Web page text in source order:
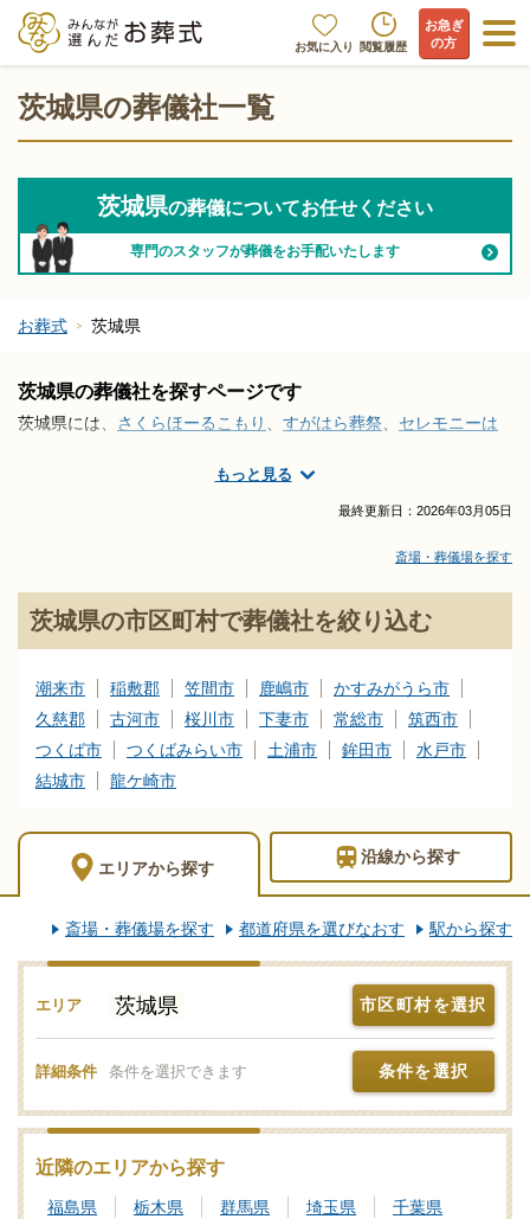
お気に入り 閲覧履歴
お急ぎ
の方
茨城県の葬儀社一覧
茨城県の葬儀についてお任せください
専門のスタッフが葬儀をお手配いたします
お葬式 茨城県
もっと見る
茨城県の葬儀社を探すページです
茨城県には、 さくらほーるこもり 、 すがはら葬祭、 セレモニーは
葬儀社・葬儀屋さんの情報をお探しですか？家族葬や火葬式を取
り仕切ってくれる葬儀屋さん選びや安心安全で信頼のおける葬儀
葬式」にお任せください。茨城県の葬儀会社を地域・沿線・駅を
選んで検索！比較検討の際に「信頼のおける葬儀社はどこ？」な
どのお問合せも承りますので、まずはご相談ください。独自の基
準を満たした安心安全な葬儀屋さんをご案内いたします。新サー
ビスなどの最新情報をチェックするなど、しっかりと情報収集し
て茨城県で信頼のおけそうな葬儀社をご確認ください。
最終更新日： 2026年03月05日
斎場・葬儀場を探す
茨城県の市区町村で葬儀社を絞り込む
潮来市 稲敷郡 笠間市 鹿嶋市
かすみがうら市
久慈郡
古河市 桜川市 下妻市 常総市
筑西市
つくば市
つくばみらい市 土浦市 鉾田市
水戸市
結城市
龍ケ崎市
エリアから探す
沿線から探す
斎場・葬儀場を探す 都道府県を選びなおす 駅から探す
エリア 茨城県 市区町村を選択
詳細条件 条件を選択できます 条件を選択
近隣のエリアから探す
福島県 栃木県 群馬県 埼玉県 千葉県